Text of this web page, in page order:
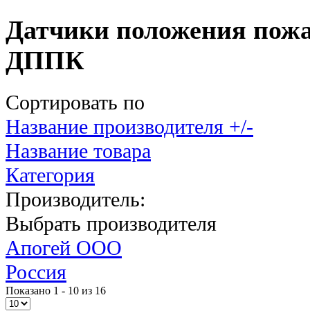
Датчики положения
ДППК
Сортировать по
Название производителя +/-
Название товара
Категория
Производитель:
Выбрать производителя
Апогей ООО
Россия
Показано 1 - 10 из 16